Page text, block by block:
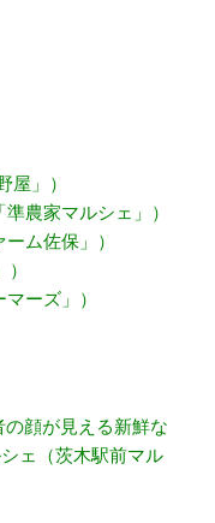
屋」）
農家マルシェ」）
ム佐保」）
ーズ」）
顔が見える新鮮な
ェ（茨木駅前マル